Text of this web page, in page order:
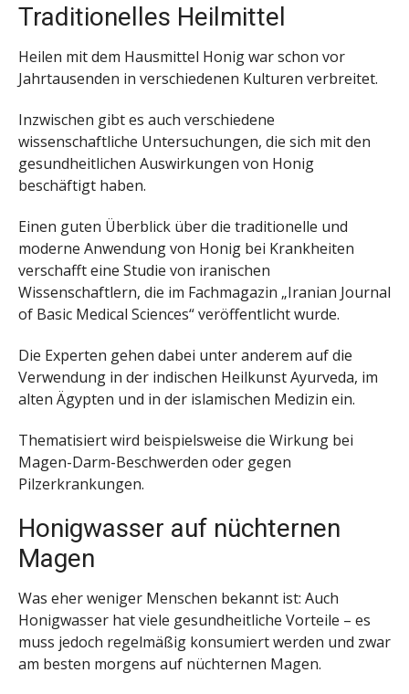
Traditionelles Heilmittel
Heilen mit dem Hausmittel Honig war schon vor
Jahrtausenden in verschiedenen Kulturen verbreitet.
Inzwischen gibt es auch verschiedene
wissenschaftliche Untersuchungen, die sich mit den
gesundheitlichen Auswirkungen von Honig
beschäftigt haben.
Einen guten Überblick über die traditionelle und
moderne Anwendung von Honig bei Krankheiten
verschafft eine Studie von iranischen
Wissenschaftlern, die im Fachmagazin „Iranian Journal
of Basic Medical Sciences“ veröffentlicht wurde.
Die Experten gehen dabei unter anderem auf die
Verwendung in der indischen Heilkunst Ayurveda, im
alten Ägypten und in der islamischen Medizin ein.
Thematisiert wird beispielsweise die Wirkung bei
Magen-Darm-Beschwerden oder gegen
Pilzerkrankungen.
Honigwasser auf nüchternen
Magen
Was eher weniger Menschen bekannt ist: Auch
Honigwasser hat viele gesundheitliche Vorteile – es
muss jedoch regelmäßig konsumiert werden und zwar
am besten morgens auf nüchternen Magen.